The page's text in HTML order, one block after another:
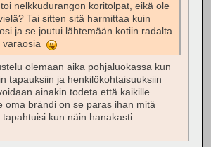
nelkkudurangon koritolpat, eikä ole
Tai sitten sitä harmittaa kuin
ja se joutui lähtemään kotiin radalta
varaosia
olemaan aika pohjaluokassa kun
tapauksiin ja henkilökohtaisuuksiin
ainakin todeta että kaikille
oma brändi on se paras ihan mitä
kun näin hanakasti